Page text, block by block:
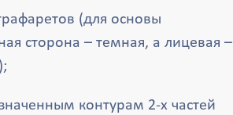
(для основы
сторона – темная, а лицевая –
контурам 2-х частей